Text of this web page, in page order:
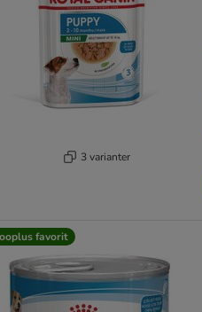
3 varianter
favorit